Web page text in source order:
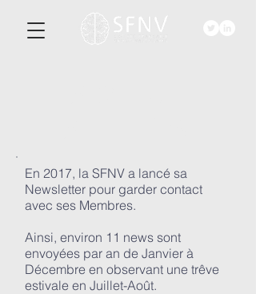
En 2017, la SFNV a lancé sa
Newsletter pour garder contact
avec ses Membres.
Ainsi, environ 11 news sont
envoyées par an de Janvier à
Décembre en observant une trêve
estivale en Juillet-Août.